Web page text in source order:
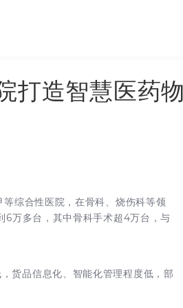
打造智慧医药
综合性医院，在骨科、烧伤科等领
万多台，其中骨科手术超4万台，与
货品信息化、智能化管理程度低，部